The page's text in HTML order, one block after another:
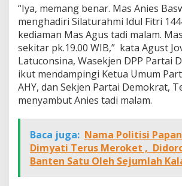
“Iya, memang benar. Mas Anies
menghadiri Silaturahmi Idul Fitri
kediaman Mas Agus tadi malam.
sekitar pk.19.00 WIB,” kata Agust
Latuconsina, Wasekjen DPP Partai
ikut mendampingi Ketua Umum
AHY, dan Sekjen Partai Demokrat,
menyambut Anies tadi malam.
Baca juga: Nama Politisi
Dimyati Terus Meroket ,
Banten Satu Oleh Sejumlah